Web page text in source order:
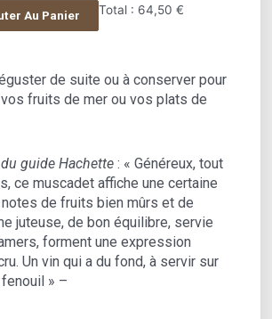
Au Panier Total : 64,50 €
de suite ou à conserver pour
fruits de mer ou vos plats de
guide Hachette: « Généreux, tout
ce muscadet affiche une certaine
de fruits bien mûrs et de
juteuse, de bon équilibre, servie
forment une expression
Un vin qui a du fond, à servir sur
» –